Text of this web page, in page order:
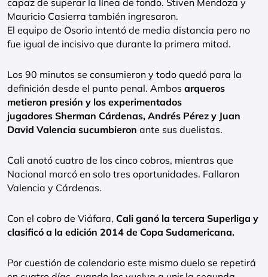
capaz de superar la línea de fondo. Stiven Mendoza y
Mauricio Casierra también ingresaron.
El equipo de Osorio intentó de media distancia pero no
fue igual de incisivo que durante la primera mitad.
Los 90 minutos se consumieron y todo quedó para la
definición desde el punto penal. Ambos arqueros
metieron presión y los experimentados
jugadores Sherman Cárdenas, Andrés Pérez y Juan
David Valencia sucumbieron ante sus duelistas.
Cali anotó cuatro de los cinco cobros, mientras que
Nacional marcó en solo tres oportunidades. Fallaron
Valencia y Cárdenas.
Con el cobro de Viáfara, Cali ganó la tercera Superliga y
clasificó a la edición 2014 de Copa Sudamericana.
Por cuestión de calendario este mismo duelo se repetirá